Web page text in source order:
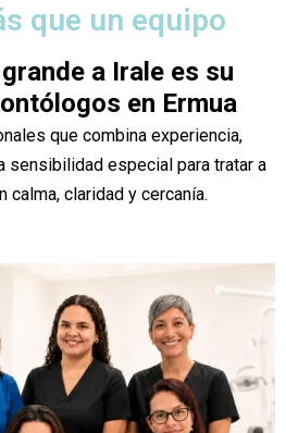
que un equipo
a Irale es su
en Ermua
que combina experiencia,
sensibilidad especial para tratar a
calma, claridad y cercanía.